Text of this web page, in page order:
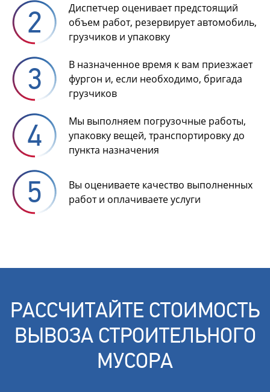
Диспетчер оценивает предстоящий
объем работ, резервирует автомобиль,
грузчиков и упаковку
В назначенное время к вам приезжает
фургон и, если необходимо, бригада
грузчиков
Мы выполняем погрузочные работы,
упаковку вещей, транспортировку до
пункта назначения
Вы оцениваете качество выполненных
работ и оплачиваете услуги
РАССЧИТАЙТЕ СТОИМОСТЬ
ВЫВОЗА СТРОИТЕЛЬНОГО
МУСОРА